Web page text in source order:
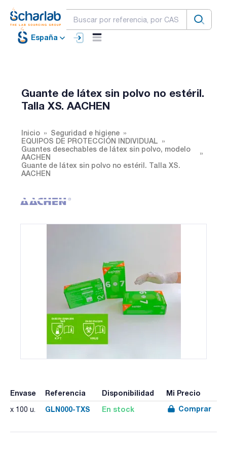
España
Guante de látex sin polvo no estéril.
Talla XS. AACHEN
Inicio
Seguridad e higiene
EQUIPOS DE PROTECCIÓN INDIVIDUAL
Guantes desechables de látex sin polvo, modelo
AACHEN
Guante de látex sin polvo no estéril. Talla XS.
AACHEN
Envase Referencia Disponibilidad Mi Precio
x 100 u. GLN000-TXS En stock Comprar